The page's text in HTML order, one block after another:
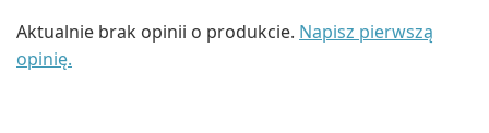
Aktualnie brak opinii o produkcie. Napisz pierwszą
opinię.